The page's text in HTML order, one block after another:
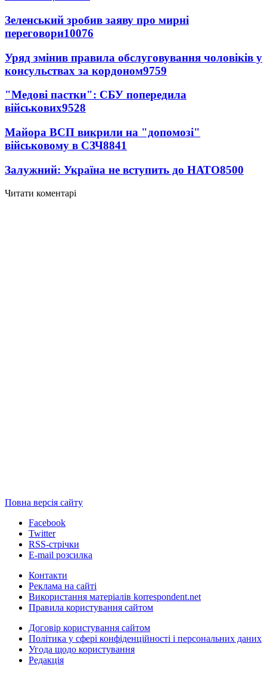
Зеленський зробив заяву про мирні
переговори10076
Уряд змінив правила обслуговування чоловіків у
консульствах за кордоном9759
"Медові пастки": СБУ попередила
військових9528
Майора ВСП викрили на "допомозі"
військовому в СЗЧ8841
Залужний: Україна не вступить до НАТО8500
Читати коментарі
Повна версія сайту
Facebook
Twitter
RSS-стрічки
E-mail розсилка
Контакти
Реклама на сайті
Використання матеріалів korrespondent.net
Правила користування сайтом
Договір користування сайтом
Політика у сфері конфіденційності і персональних даних
Угода щодо користування
Редакція